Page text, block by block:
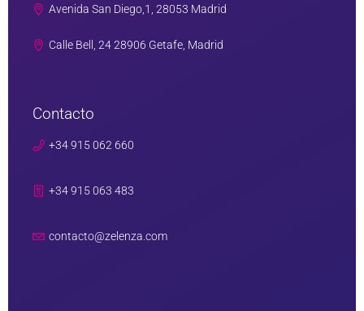
Avenida San Diego,1, 28053 Madrid
Calle Bell, 24 28906 Getafe, Madrid
Contacto
+34 915 062 660
+34 915 063 483
contacto@zelenza.com